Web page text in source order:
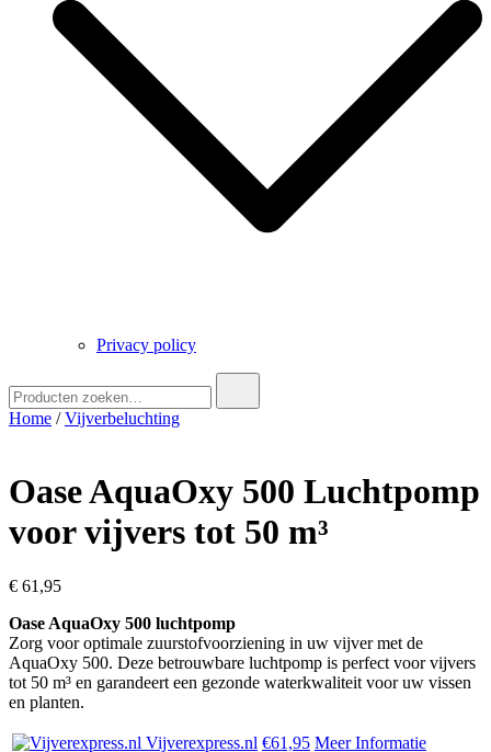
Privacy policy
naar:
Home /Vijverbeluchting
Oase AquaOxy 500 Luchtpomp
voor vijvers tot 50 m³
€ 61,95
Oase AquaOxy 500 luchtpomp
Zorg voor optimale zuurstofvoorziening in uw vijver met de
AquaOxy 500. Deze betrouwbare luchtpomp is perfect voor vijvers
tot 50 m³ en garandeert een gezonde waterkwaliteit voor uw vissen
en planten.
Vijverexpress.nl €61,95 Meer Informatie